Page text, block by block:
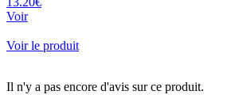
Voir
Voir le produit
Il n'y a pas encore d'avis sur ce produit.